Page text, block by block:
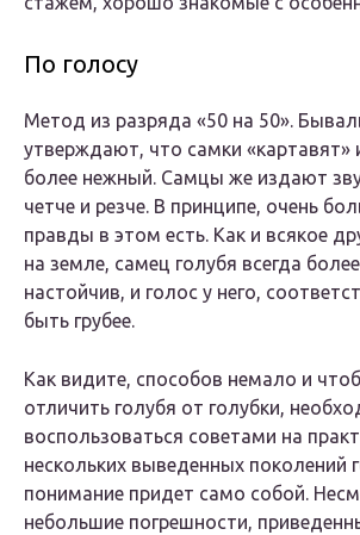
По голосу
Метод из разряда «50 на 50».
утверждают, что самки «картавят»
более нежный. Самцы же издают
четче и резче. В принципе, очень
правды в этом есть. Как и всякое
на земле, самец голубя всегда
настойчив, и голос у него,
быть грубее.
Как видите, способов немало и
отличить голубя от голубки,
воспользоваться советами на
нескольких выведенных поколений
понимание придет само собой.
небольшие погрешности,